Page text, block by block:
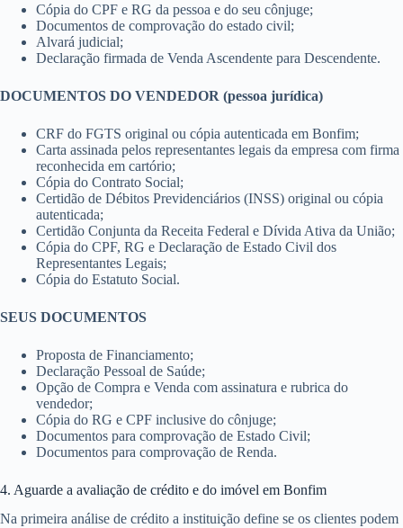
Cópia do CPF e RG da pessoa e do seu cônjuge;
Documentos de comprovação do estado civil;
Alvará judicial;
Declaração firmada de Venda Ascendente para Descendente.
DOCUMENTOS DO VENDEDOR (pessoa jurídica)
CRF do FGTS original ou cópia autenticada em Bonfim;
Carta assinada pelos representantes legais da empresa com firma
reconhecida em cartório;
Cópia do Contrato Social;
Certidão de Débitos Previdenciários (INSS) original ou cópia
autenticada;
Certidão Conjunta da Receita Federal e Dívida Ativa da União;
Cópia do CPF, RG e Declaração de Estado Civil dos
Representantes Legais;
Cópia do Estatuto Social.
SEUS DOCUMENTOS
Proposta de Financiamento;
Declaração Pessoal de Saúde;
Opção de Compra e Venda com assinatura e rubrica do
vendedor;
Cópia do RG e CPF inclusive do cônjuge;
Documentos para comprovação de Estado Civil;
Documentos para comprovação de Renda.
4. Aguarde a avaliação de crédito e do imóvel em Bonfim
Na primeira análise de crédito a instituição define se os clientes podem